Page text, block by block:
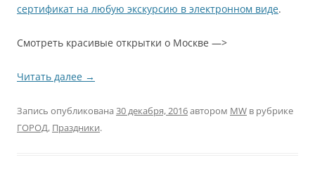
сертификат на любую экскурсию в электронном виде.
Смотреть красивые открытки о Москве —>
Читать далее →
Запись опубликована 30 декабря, 2016автором MW в рубрике
ГОРОД, Праздники.